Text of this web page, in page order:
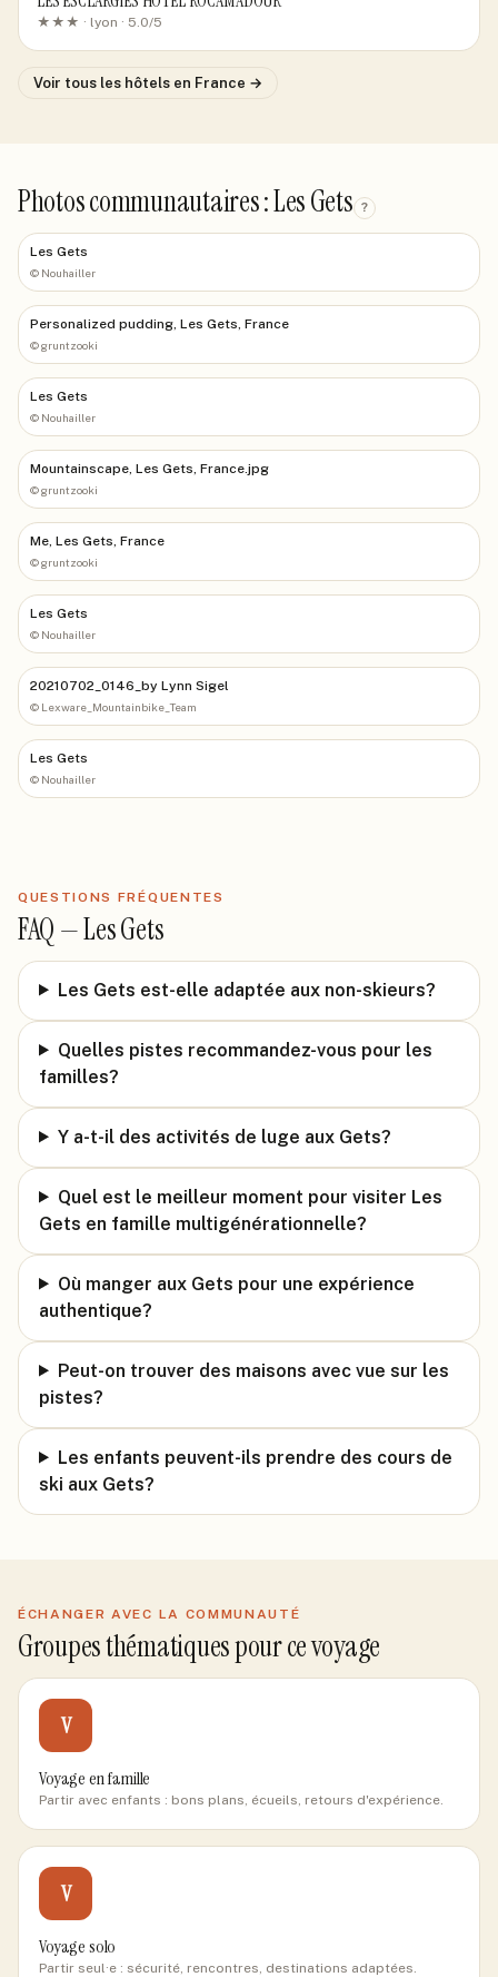
★★★ · lyon · 5.0/5
Voir tous les hôtels en France →
Photos communautaires : Les Gets ?
Les Gets
© Nouhailler
Personalized pudding, Les Gets, France
©gruntzooki
Les Gets
© Nouhailler
Mountainscape, Les Gets, France.jpg
©gruntzooki
Me, Les Gets, France
©gruntzooki
Les Gets
© Nouhailler
20210702_0146_by Lynn Sigel
© Lexware_Mountainbike_Team
Les Gets
© Nouhailler
QUESTIONS FRÉQUENTES
FAQ —Les Gets
Les Gets est-elle adaptée aux non-skieurs?
Quelles pistes recommandez-vous pour les
familles?
Y a-t-il des activités de luge aux Gets?
Quel est le meilleur moment pour visiter Les
Gets en famille multigénérationnelle?
Où manger aux Gets pour une expérience
authentique?
Peut-on trouver des maisons avec vue sur les
pistes?
Les enfants peuvent-ils prendre des cours de
ski aux Gets?
ÉCHANGER AVEC LA COMMUNAUTÉ
Groupes thématiques pour ce voyage
V
Voyage en famille
Partir avec enfants : bons plans, écueils, retours d'expérience.
V
Voyage solo
Partir seul·e : sécurité, rencontres, destinations adaptées.